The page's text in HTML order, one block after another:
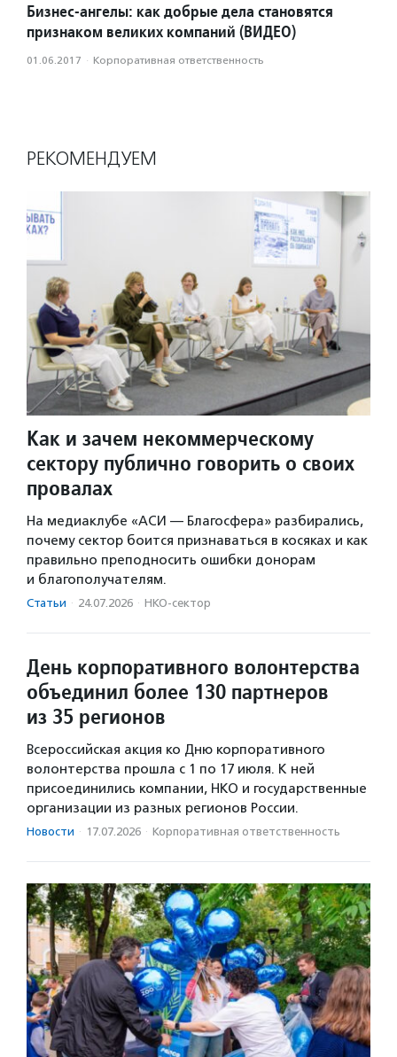
Бизнес-ангелы: как добрые дела становятся
признаком великих компаний (ВИДЕО)
01.06.2017 · Корпоративная ответственность
РЕКОМЕНДУЕМ
Как и зачем некоммерческому
сектору публично говорить о своих
провалах
На медиаклубе «АСИ — Благосфера» разбирались,
почему сектор боится признаваться в косяках и как
правильно преподносить ошибки донорам
и благополучателям.
Статьи · 24.07.2026 · НКО-сектор
День корпоративного волонтерства
объединил более 130 партнеров
из 35 регионов
Всероссийская акция ко Дню корпоративного
волонтерства прошла с 1 по 17 июля. К ней
присоединились компании, НКО и государственные
организации из разных регионов России.
Новости · 17.07.2026 · Корпоративная ответственность